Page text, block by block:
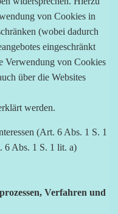
von Cookies in
(wobei dadurch
eingeschränkt
Verwendung von Cookies
über die Websites
werden.
(Art. 6 Abs. 1 S. 1
Abs. 1 S. 1 lit. a)
Verfahren und